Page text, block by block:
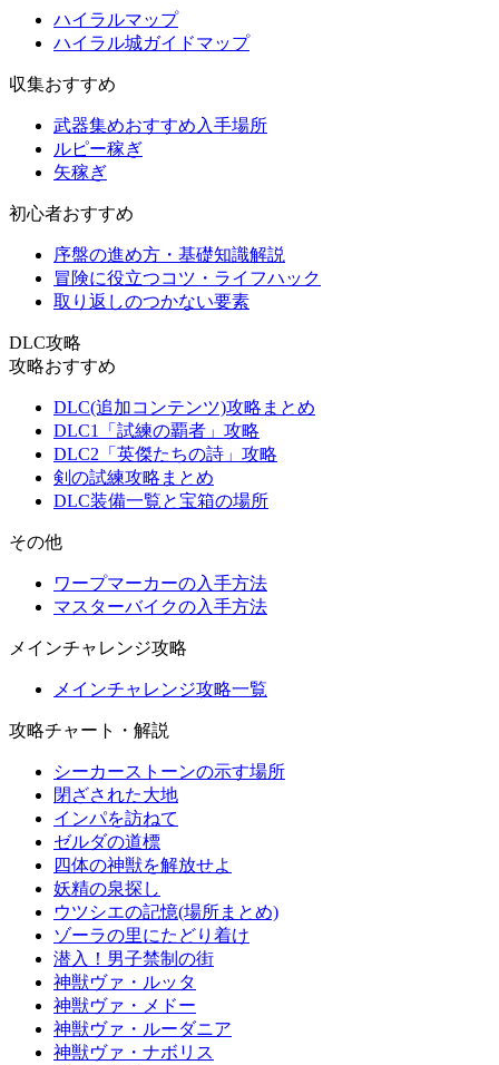
ハイラルマップ
ハイラル城ガイドマップ
収集おすすめ
武器集めおすすめ入手場所
ルピー稼ぎ
矢稼ぎ
初心者おすすめ
序盤の進め方・基礎知識解説
冒険に役立つコツ・ライフハック
取り返しのつかない要素
DLC攻略
攻略おすすめ
DLC(追加コンテンツ)攻略まとめ
DLC1「試練の覇者」攻略
DLC2「英傑たちの詩」攻略
剣の試練攻略まとめ
DLC装備一覧と宝箱の場所
その他
ワープマーカーの入手方法
マスターバイクの入手方法
メインチャレンジ攻略
メインチャレンジ攻略一覧
攻略チャート・解説
シーカーストーンの示す場所
閉ざされた大地
インパを訪ねて
ゼルダの道標
四体の神獣を解放せよ
妖精の泉探し
ウツシエの記憶(場所まとめ)
ゾーラの里にたどり着け
潜入！男子禁制の街
神獣ヴァ・ルッタ
神獣ヴァ・メドー
神獣ヴァ・ルーダニア
神獣ヴァ・ナボリス